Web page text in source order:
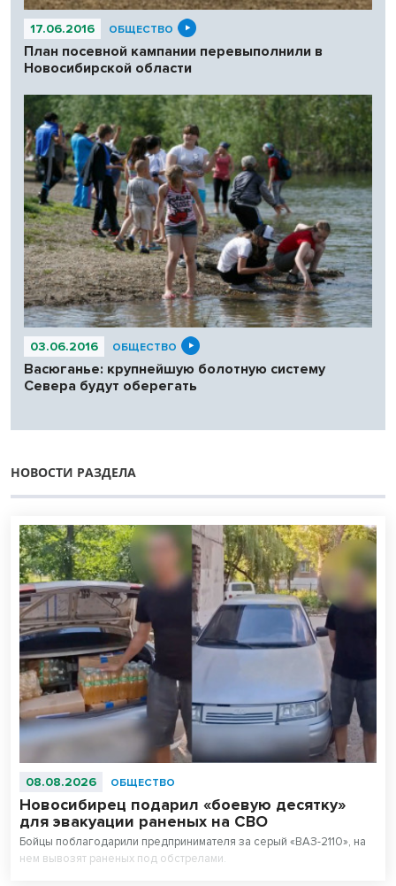
17.06.2016 ОБЩЕСТВО
План посевной кампании перевыполнили в
Новосибирской области
03.06.2016 ОБЩЕСТВО
Васюганье: крупнейшую болотную систему
Севера будут оберегать
НОВОСТИ РАЗДЕЛА
08.08.2026 ОБЩЕСТВО
Новосибирец подарил «боевую десятку»
для эвакуации раненых на СВО
Бойцы поблагодарили предпринимателя за серый «ВАЗ-2110», на
нем вывозят раненых под обстрелами.